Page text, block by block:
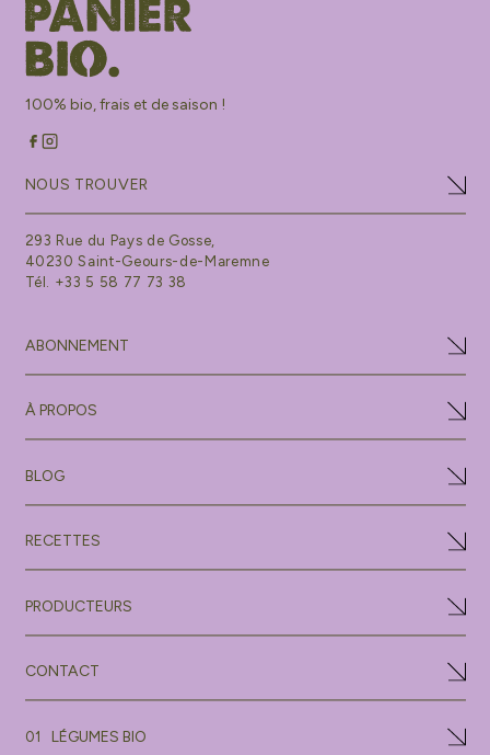
100% bio, frais et de saison !
NOUS TROUVER
293 Rue du Pays de Gosse,
40230 Saint-Geours-de-Maremne
Tél. +33 5 58 77 73 38
ABONNEMENT
À PROPOS
BLOG
RECETTES
PRODUCTEURS
CONTACT
01 LÉGUMES BIO